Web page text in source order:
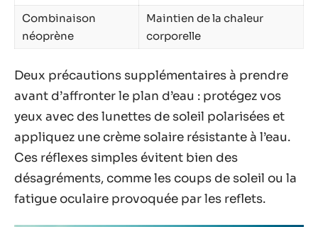
Combinaison
néoprène
Maintien de la chaleur
corporelle
Deux précautions supplémentaires à prendre
avant d’affronter le plan d’eau : protégez vos
yeux avec des lunettes de soleil polarisées et
appliquez une crème solaire résistante à l’eau.
Ces réflexes simples évitent bien des
désagréments, comme les coups de soleil ou la
fatigue oculaire provoquée par les reflets.